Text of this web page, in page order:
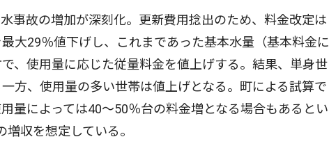
事故の増加が深刻化。更新費用捻出のため、料金改定は
大29％値下げし、これまであった基本水量（基本料金に
、使用量に応じた従量料金を値上げする。結果、単身世
方、使用量の多い世帯は値上げとなる。町による試算で
量によっては40〜50％台の料金増となる場合もあるとい
収を想定している。